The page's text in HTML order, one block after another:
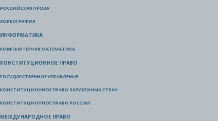
РОССИЙСКАЯ ПРОЗА
ХОРЕОГРАФИЯ
ИНФОРМАТИКА
КОМПЬЮТЕРНАЯ МАТЕМАТИКА
КОНСТИТУЦИОННОЕ ПРАВО
ГОСУДАРСТВЕННОЕ УПРАВЛЕНИЕ
КОНСТИТУЦИОННОЕ ПРАВО ЗАРУБЕЖНЫХ СТРАН
КОНСТИТУЦИОННОЕ ПРАВО РОССИИ
МЕЖДУНАРОДНОЕ ПРАВО